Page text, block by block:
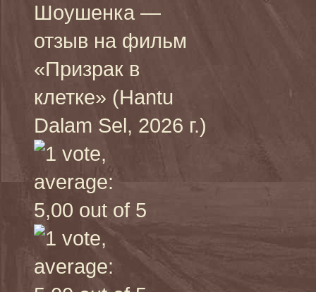
Шоушенка —
отзыв на фильм
«Призрак в
клетке» (Hantu
Dalam Sel, 2026 г.)